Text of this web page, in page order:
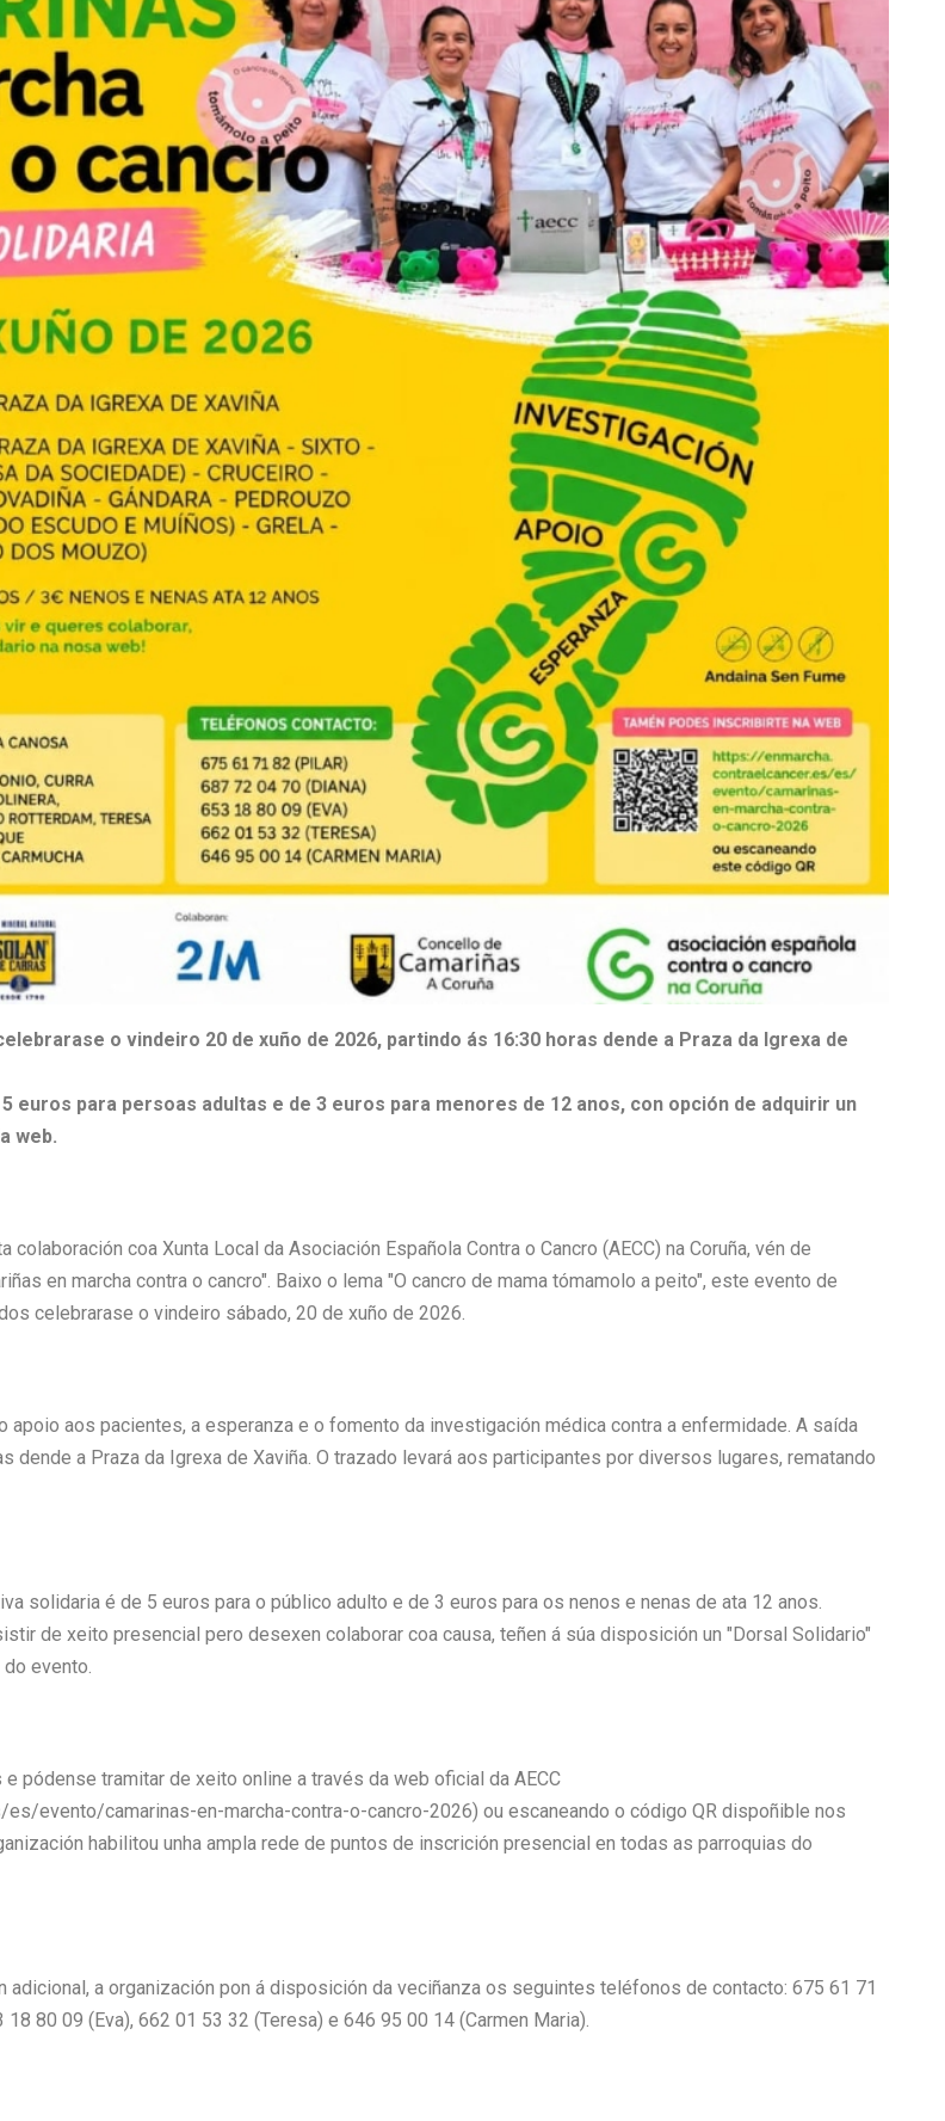
o vindeiro 20 de xuño de 2026, partindo ás 16:30 horas dende a Praza da Igrexa de
euros para persoas adultas e de 3 euros para menores de 12 anos, con opción de adquirir un
web.
colaboración coa Xunta Local da Asociación Española Contra o Cancro (AECC) na Coruña, vén de
en marcha contra o cancro". Baixo o lema "O cancro de mama tómamolo a peito", este evento de
celebrarase o vindeiro sábado, 20 de xuño de 2026.
apoio aos pacientes, a esperanza e o fomento da investigación médica contra a enfermidade. A saída
dende a Praza da Igrexa de Xaviña. O trazado levará aos participantes por diversos lugares, rematando
solidaria é de 5 euros para o público adulto e de 3 euros para os nenos e nenas de ata 12 anos.
de xeito presencial pero desexen colaborar coa causa, teñen á súa disposición un "Dorsal Solidario"
evento.
pódense tramitar de xeito online a través da web oficial da AECC
es/evento/camarinas-en-marcha-contra-o-cancro-2026) ou escaneando o código QR dispoñible nos
habilitou unha ampla rede de puntos de inscrición presencial en todas as parroquias do
adicional, a organización pon á disposición da veciñanza os seguintes teléfonos de contacto: 675 61 71
80 09 (Eva), 662 01 53 32 (Teresa) e 646 95 00 14 (Carmen Maria).